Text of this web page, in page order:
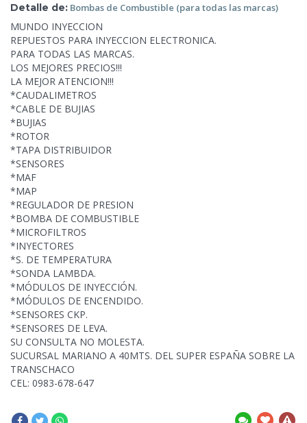
Detalle de: Bombas de Combustible (para todas las marcas)
MUNDO INYECCION
REPUESTOS PARA INYECCION ELECTRONICA.
PARA TODAS LAS MARCAS.
LOS MEJORES PRECIOS!!!
LA MEJOR ATENCION!!!
*CAUDALIMETROS
*CABLE DE BUJIAS
*BUJIAS
*ROTOR
*TAPA DISTRIBUIDOR
*SENSORES
*MAF
*MAP
*REGULADOR DE PRESION
*BOMBA DE COMBUSTIBLE
*MICROFILTROS
*INYECTORES
*S. DE TEMPERATURA
*SONDA LAMBDA.
*MÓDULOS DE INYECCIÓN.
*MÓDULOS DE ENCENDIDO.
*SENSORES CKP.
*SENSORES DE LEVA.
SU CONSULTA NO MOLESTA.
SUCURSAL MARIANO A 40MTS. DEL SUPER ESPAÑA SOBRE LA
TRANSCHACO
CEL: 0983-678-647